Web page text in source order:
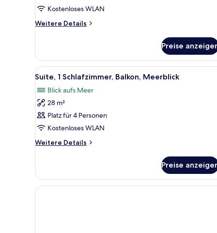
anzeigen
Kostenloses WLAN
Weitere Details
Weitere
Zimmer,
1 Einzelbett,
Balkon,
Preise
Alle
Fotos
für
Suite,
1
Schlafzimmer,
Balkon,
Meerblick
Ein Hotelzimmer mit einem
9
Suite, 1 Schlafzimmer, Balkon, Meerblick
Blick aufs Meer
28 m²
Platz für 4 Personen
Kostenloses WLAN
Weitere Details
Weitere
1
Schlafzimmer,
Balkon,
Preise